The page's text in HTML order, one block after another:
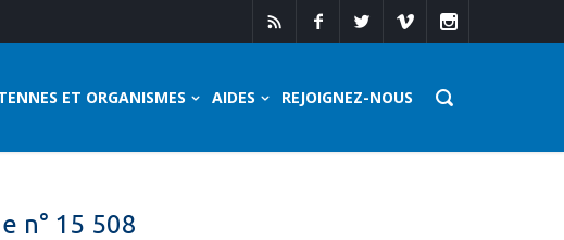
ET ORGANISMES AIDES REJOIGNEZ-NOUS
n° 15 508